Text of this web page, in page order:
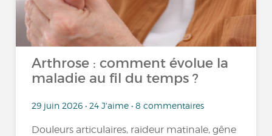
Arthrose : comment évolue la
maladie au fil du temps ?
29 juin 2026 • 24 J'aime • 8 commentaires
Douleurs articulaires, raideur matinale, gêne